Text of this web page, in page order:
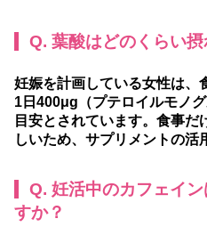
Q. 葉酸はどのくらい
妊娠を計画している女性は、
1日400μg（プテロイルモノ
目安とされています。食事
しいため、サプリメントの活
Q. 妊活中のカフェイ
すか？